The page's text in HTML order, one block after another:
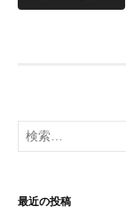
検
索:
最近の投稿